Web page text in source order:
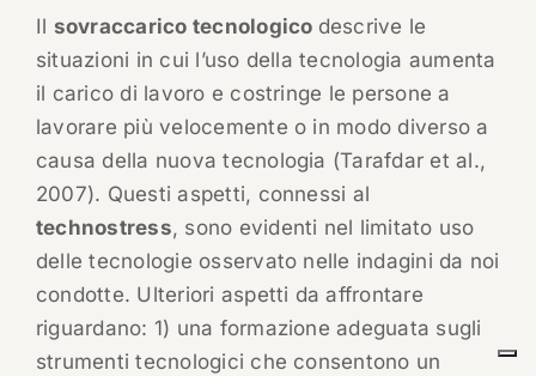
Il sovraccarico tecnologico descrive le
situazioni in cui l’uso della tecnologia aumenta
il carico di lavoro e costringe le persone a
lavorare più velocemente o in modo diverso a
causa della nuova tecnologia (Tarafdar et al.,
2007). Questi aspetti, connessi al
technostress, sono evidenti nel limitato uso
delle tecnologie osservato nelle indagini da noi
condotte. Ulteriori aspetti da affrontare
riguardano: 1) una formazione adeguata sugli
strumenti tecnologici che consentono un